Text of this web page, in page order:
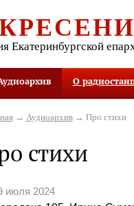
Екатеринбургской
О
→ Аудиоархив→ Про стихи
стихи
июля 2024